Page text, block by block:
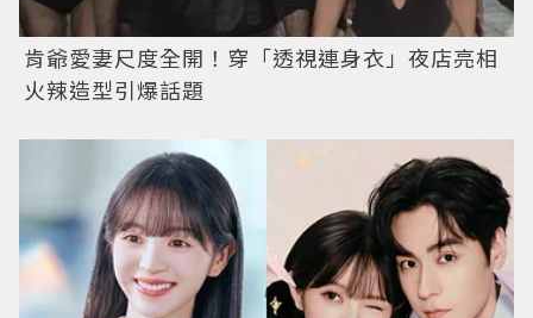
肯爺愛妻尺度全開！穿「透視連身衣」夜店亮相
火辣造型引爆話題